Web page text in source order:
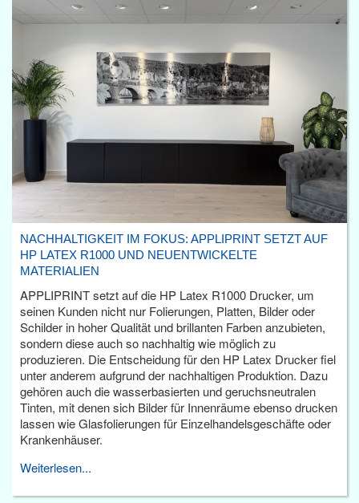
NACHHALTIGKEIT IM FOKUS: APPLIPRINT SETZT AUF
HP LATEX R1000 UND NEUENTWICKELTE
MATERIALIEN
APPLIPRINT setzt auf die HP Latex R1000 Drucker, um
seinen Kunden nicht nur Folierungen, Platten, Bilder oder
Schilder in hoher Qualität und brillanten Farben anzubieten,
sondern diese auch so nachhaltig wie möglich zu
produzieren. Die Entscheidung für den HP Latex Drucker fiel
unter anderem aufgrund der nachhaltigen Produktion. Dazu
gehören auch die wasserbasierten und geruchsneutralen
Tinten, mit denen sich Bilder für Innenräume ebenso drucken
lassen wie Glasfolierungen für Einzelhandelsgeschäfte oder
Krankenhäuser.
Weiterlesen...